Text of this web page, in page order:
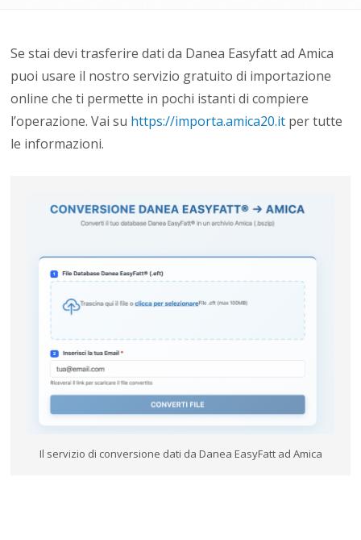
Se stai devi trasferire dati da Danea Easyfatt ad Amica
puoi usare il nostro servizio gratuito di importazione
online che ti permette in pochi istanti di compiere
l’operazione. Vai su https://importa.amica20.it per tutte
le informazioni.
Il servizio di conversione dati da Danea EasyFatt ad Amica